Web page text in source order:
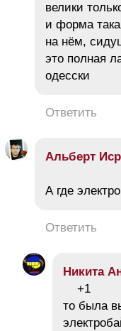
велики
и форма
на нём,
это полная
одесски
Ответить
Альберт
А где
Ответить
Никита
+1
то была